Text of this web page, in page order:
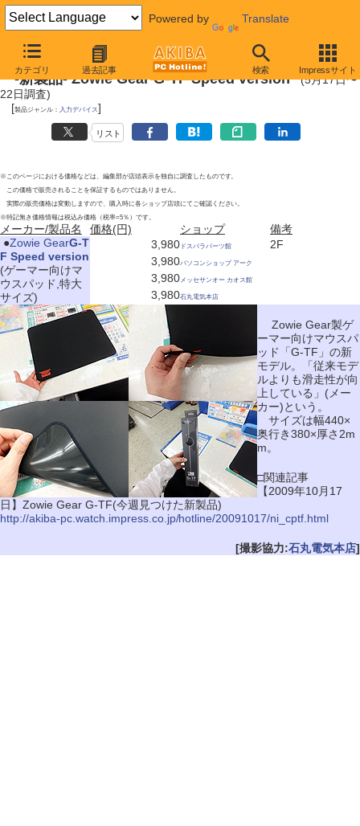
Powered by Translate
カテゴリ 過去記事 検索 Impressサイト
2011年5月22日
-新製品- Zowie Gear G-TF Speed version(5月17日〜
22日調査)
[製品ジャンル： 入力デバイス]
リスト
※このページにおける価格などは、編集部が店頭表示を独自に調査したものです。
この価格で販売されることを保証するものではありません。
実際の販売価格は変動しますので、購入時に各ショップ店頭にてご確認ください。
※特記無き価格情報は税込み価格（税率=5％）です。
メーカー/製品名 価格(円) ショップ
備考
●Zowie GearG-T
F Speed version
(ゲーマー向けマ
ウスパッド,特大
サイズ)
3,980 ドスパラパーツ館
2F
3,980パソコンショップ アーク
3,980メッセサンオー カオス館
3,980石丸電気本店
Zowie Gear製ゲ
ーマー向けマウスパ
ッド「G-TF」の新
モデル。「従来モデ
ルよりも滑走性が向
上している」(メー
カー)という。
サイズは幅440×
奥行き380×厚さ2m
m。
□関連記事
【2009年10月17
日】Zowie Gear G-TF(今週見つけた新製品)
http://akiba-pc.watch.impress.co.jp/hotline/20091017/ni_cptf.html
[撮影協力:石丸電気本店]